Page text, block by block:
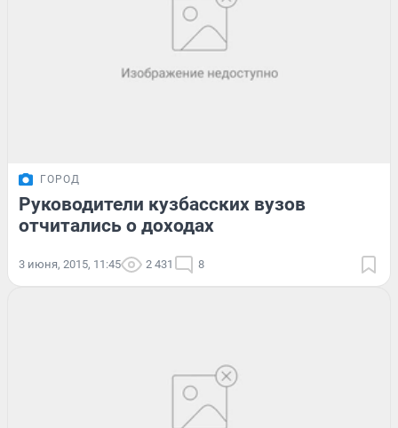
ГОРОД
Руководители кузбасских вузов
отчитались о доходах
3 июня, 2015, 11:45 2 431 8